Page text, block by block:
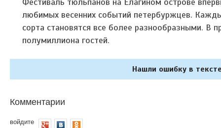
любимых весенних событий петербуржцев.
сорта становятся все более разнообразными. В
полумиллиона гостей.
Нашли ошибку в
Комментарии
войдите